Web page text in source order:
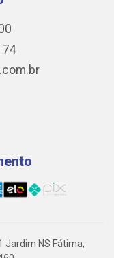
Jardim NS Fátima,